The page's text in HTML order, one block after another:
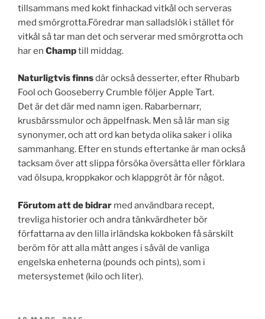
tillsammans med kokt finhackad vitkål och serveras
med smörgrotta.Föredrar man salladslök i stället för
vitkål så tar man det och serverar med smörgrotta och
har en Champtill middag.
Naturligtvis finnsdär också desserter, efter Rhubarb
Fool och Gooseberry Crumble följer Apple Tart.
Det är det där med namn igen. Rabarbernarr,
krusbärssmulor och äppelfnask. Men så lär man sig
synonymer, och att ord kan betyda olika saker i olika
sammanhang. Efter en stunds eftertanke är man också
tacksam över att slippa försöka översätta eller förklara
vad ölsupa, kroppkakor och klappgröt är för något.
Förutom att de bidrar med användbara recept,
trevliga historier och andra tänkvärdheter bör
författarna av den lilla irländska kokboken få särskilt
beröm för att alla mått anges i såväl de vanliga
engelska enheterna (pounds och pints), som i
metersystemet (kilo och liter).